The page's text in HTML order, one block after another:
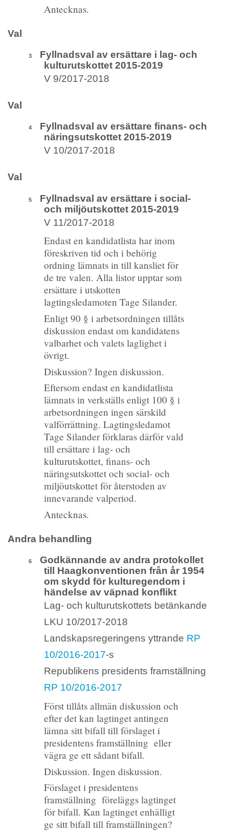
Antecknas.
Val
3
Fyllnadsval av ersättare i lag- och
kulturutskottet 2015-2019
V 9/2017-2018
Val
4
Fyllnadsval av ersättare finans- och
näringsutskottet 2015-2019
V 10/2017-2018
Val
5
Fyllnadsval av ersättare i social-
och miljöutskottet 2015-2019
V 11/2017-2018
Endast en kandidatlista har inom
föreskriven tid och i behörig
ordning lämnats in till kansliet för
de tre valen. Alla listor upptar som
ersättare i utskotten
lagtingsledamoten Tage Silander.
Enligt 90 § i arbetsordningen tillåts
diskussion endast om kandidatens
valbarhet och valets laglighet i
övrigt.
Diskussion? Ingen diskussion.
Eftersom endast en kandidatlista
lämnats in verkställs enligt 100 § i
arbetsordningen ingen särskild
valförrättning. Lagtingsledamot
Tage Silander förklaras därför vald
till ersättare i lag- och
kulturutskottet, finans- och
näringsutskottet och social- och
miljöutskottet för återstoden av
innevarande valperiod.
Antecknas.
Andra behandling
6
Godkännande av andra protokollet
till Haagkonventionen från år 1954
om skydd för kulturegendom i
händelse av väpnad konflikt
Lag- och kulturutskottets betänkande
LKU 10/2017-2018
Landskapsregeringens yttrande RP
10/2016-2017-s
Republikens presidents framställning
RP 10/2016-2017
Först tillåts allmän diskussion och
efter det kan lagtinget antingen
lämna sitt bifall till förslaget i
presidentens framställning eller
vägra ge ett sådant bifall.
Diskussion. Ingen diskussion.
Förslaget i presidentens
framställning föreläggs lagtinget
för bifall. Kan lagtinget enhälligt
ge sitt bifall till framställningen?